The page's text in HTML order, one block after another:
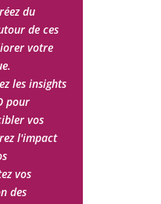
du
de ces
votre
les insights
pour
vos
l'impact
vos
des